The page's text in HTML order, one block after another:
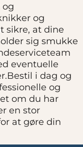
og
sikre, at dine
sig smukke
eventuelle
i dag og
og
om du har
en stor
at gøre din